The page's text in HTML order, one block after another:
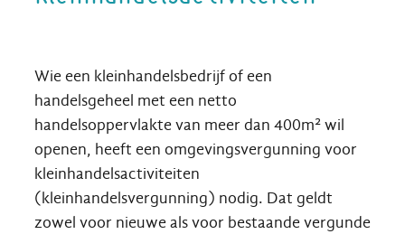
Inhoud
Wie een kleinhandelsbedrijf of een
handelsgeheel met een netto
handelsoppervlakte van meer dan 400m² wil
openen, heeft een omgevingsvergunning voor
kleinhandelsactiviteiten
(kleinhandelsvergunning) nodig. Dat geldt
zowel voor nieuwe als voor bestaande vergunde